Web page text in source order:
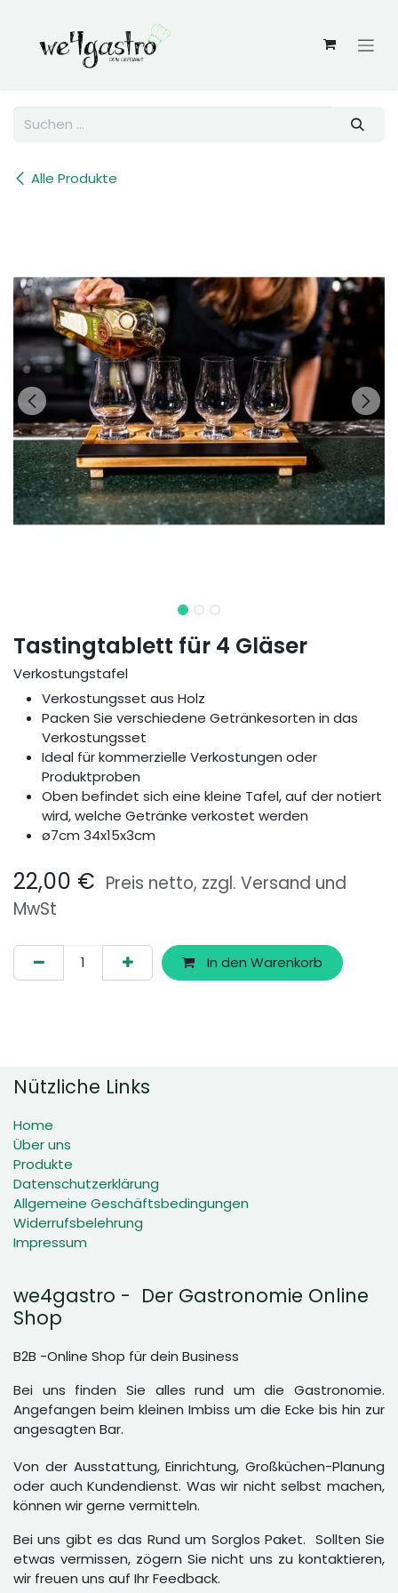
Alle Produkte
Tastingtablett für 4 Gläser
Verkostungstafel
Verkostungsset aus Holz
Packen Sie verschiedene Getränkesorten in das
Verkostungsset
Ideal für kommerzielle Verkostungen oder
Produktproben
Oben befindet sich eine kleine Tafel, auf der notiert
wird, welche Getränke verkostet werden
ø7cm 34x15x3cm
22,00 € Preis netto, zzgl. Versand und
MwSt
In den Warenkorb
Nützliche Links
Home
Über uns
Produkte
Datenschutzerklärung
Allgemeine Geschäftsbedingungen
Widerrufsbelehrung
Impressum
we4gastro - Der Gastronomie Online
Shop
B2B -Online Shop für dein Business
Bei uns finden Sie alles rund um die Gastronomie.
Angefangen beim kleinen Imbiss um die Ecke bis hin zur
angesagten Bar.
Von der Ausstattung, Einrichtung, Großküchen-Planung
oder auch Kundendienst. Was wir nicht selbst machen,
können wir gerne vermitteln.
Bei uns gibt es das Rund um Sorglos Paket. Sollten Sie
etwas vermissen, zögern Sie nicht uns zu kontaktieren,
wir freuen uns auf Ihr Feedback.